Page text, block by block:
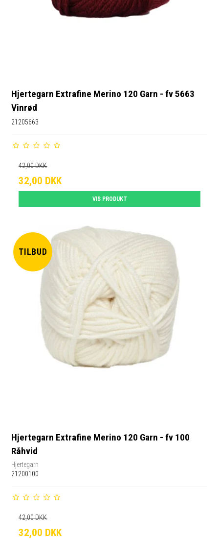
Hjertegarn Extrafine Merino 120 Garn - fv 5663
Vinrød
21205663
42,00 DKK
32,00 DKK
VIS PRODUKT
TILBUD
Hjertegarn Extrafine Merino 120 Garn - fv 100
Råhvid
Hjertegarn
21200100
42,00 DKK
32,00 DKK